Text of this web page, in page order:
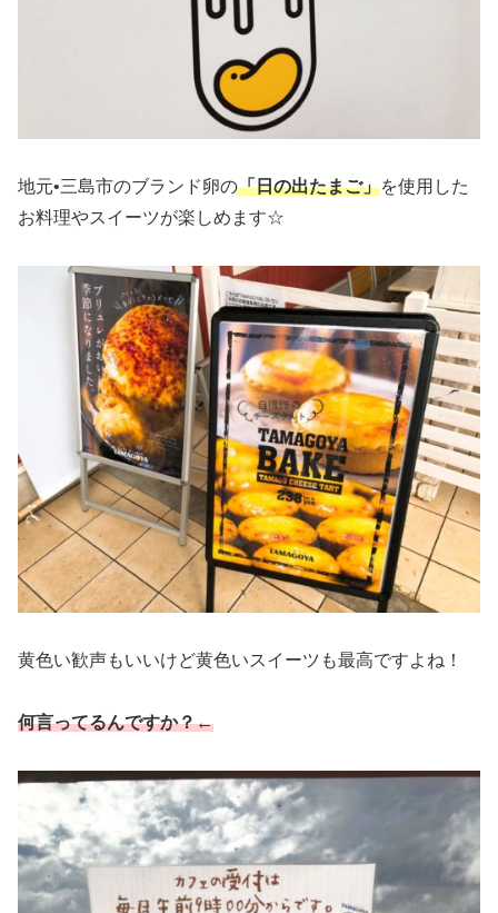
地元•三島市のブランド卵の「日の出たまご」を使用した
お料理やスイーツが楽しめます☆
黄色い歓声もいいけど黄色いスイーツも最高ですよね！
何言ってるんですか？←